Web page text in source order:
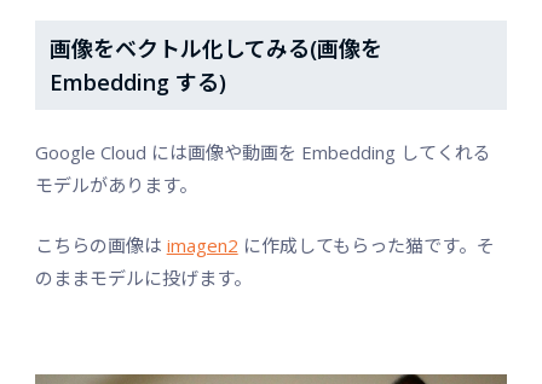
画像をベクトル化してみる(画像を
Embedding する)
Google Cloud には画像や動画を Embedding してくれる
モデルがあります。
こちらの画像は imagen2 に作成してもらった猫です。そ
のままモデルに投げます。